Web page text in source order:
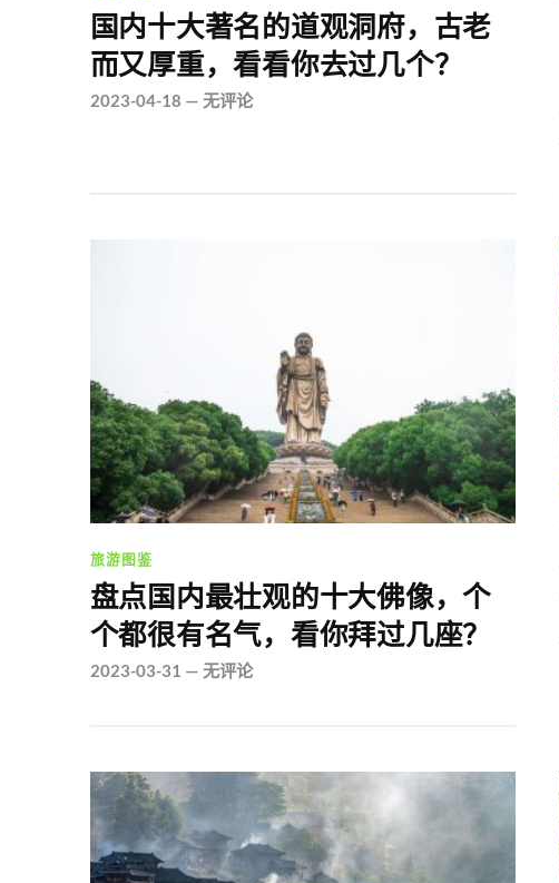
国内十大著名的道观洞府，古老
而又厚重，看看你去过几个？
2023-04-18 — 无评论
旅游图鉴
盘点国内最壮观的十大佛像，个
个都很有名气，看你拜过几座？
2023-03-31 — 无评论